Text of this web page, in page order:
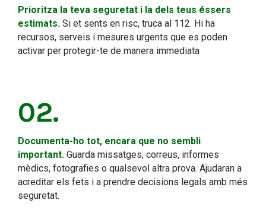
Prioritza la teva seguretat i la dels teus éssers
estimats. Si et sents en risc, truca al 112. Hi ha
recursos, serveis i mesures urgents que es poden
activar per protegir-te de manera immediata
02.
Documenta-ho tot, encara que no sembli
important. Guarda missatges, correus, informes
mèdics, fotografies o qualsevol altra prova. Ajudaran a
acreditar els fets i a prendre decisions legals amb més
seguretat.